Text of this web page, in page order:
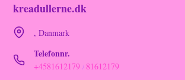
kreadullerne.dk
, Danmark
Telefonnr.
+4581612179 / 81612179